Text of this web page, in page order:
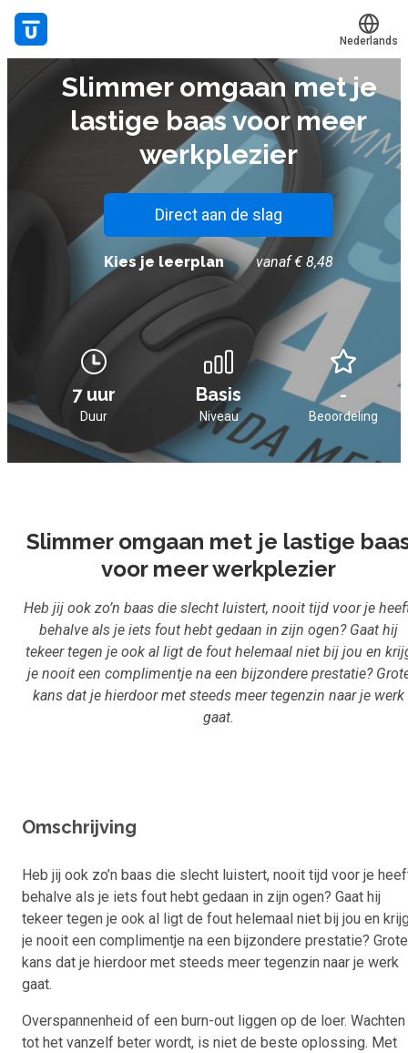
Mijn leerplek
Alle onderwerpen
Live hulp
Experts
Voucher verzilveren
Account en hulp
Meer
Inloggen
Start met leren
Translate
Nederlands
Slimmer omgaan met je
lastige baas voor meer
werkplezier
Direct aan de slag
Kies je leerplan vanaf € 8,48
7 uur Basis -
Duur Niveau Beoordeling
Slimmer omgaan met je lastige
voor meer werkplezier
Heb jij ook zo’n baas die slecht luistert, nooit tijd voor je
behalve als je iets fout hebt gedaan in zijn ogen? Gaat hij
tekeer tegen je ook al ligt de fout helemaal niet bij jou en
je nooit een complimentje na een bijzondere prestatie?
kans dat je hierdoor met steeds meer tegenzin naar je werk
gaat.
Omschrijving
Heb jij ook zo’n baas die slecht luistert, nooit tijd voor je
behalve als je iets fout hebt gedaan in zijn ogen? Gaat hij
tekeer tegen je ook al ligt de fout helemaal niet bij jou en
je nooit een complimentje na een bijzondere prestatie? Grote
kans dat je hierdoor met steeds meer tegenzin naar je werk
gaat.
Overspannenheid of een burn-out liggen op de loer. Wachten
tot het vanzelf beter wordt, is niet de beste oplossing. Met